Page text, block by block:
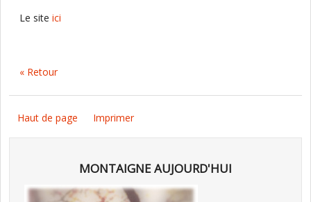
Le site ici
« Retour
Haut de page Imprimer
MONTAIGNE AUJOURD'HUI